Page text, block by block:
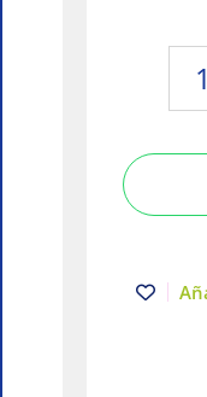
Piloto
LED
Rojo
120V